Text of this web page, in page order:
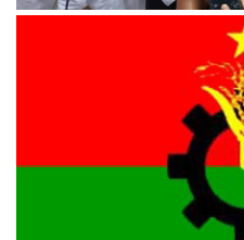
জাতীয় চার নেতা হত্যার পেছনে